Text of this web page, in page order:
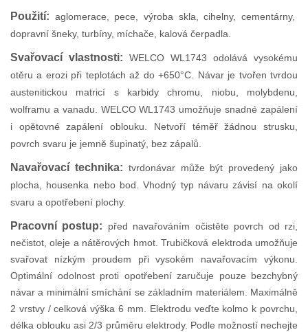
Použití: aglomerace, pece, výroba skla, cihelny, cementárny,
dopravní šneky, turbíny, míchače, kalová čerpadla.
Svařovací vlastnosti: WELCO WL1743 odolává vysokému
otěru a erozi při teplotách až do +650°C. Návar je tvořen tvrdou
austenitickou matricí s karbidy chromu, niobu, molybdenu,
wolframu a vanadu. WELCO WL1743 umožňuje snadné zapálení
i opětovné zapálení oblouku. Netvoří téměř žádnou strusku,
povrch svaru je jemně šupinatý, bez zápalů.
Navařovací technika: tvrdonávar může být provedený jako
plocha, housenka nebo bod. Vhodný typ návaru závisí na okolí
svaru a opotřebení plochy.
Pracovní postup: před navařováním očistěte povrch od rzi,
nečistot, oleje a nátěrových hmot. Trubičková elektroda umožňuje
svařovat nízkým proudem při vysokém navařovacím výkonu.
Optimální odolnost proti opotřebení zaručuje pouze bezchybný
návar a minimální smíchání se základním materiálem. Maximálně
2 vrstvy / celková výška 6 mm. Elektrodu veďte kolmo k povrchu,
délka oblouku asi 2/3 průměru elektrody. Podle možností nechejte